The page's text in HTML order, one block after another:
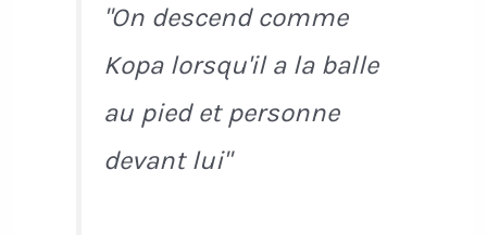
"On descend comme
Kopa lorsqu'il a la balle
au pied et personne
devant lui"